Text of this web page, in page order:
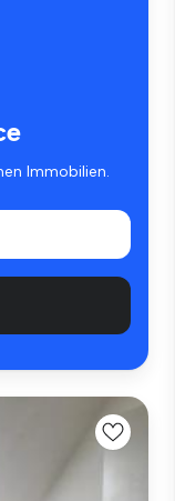
Immobilien.